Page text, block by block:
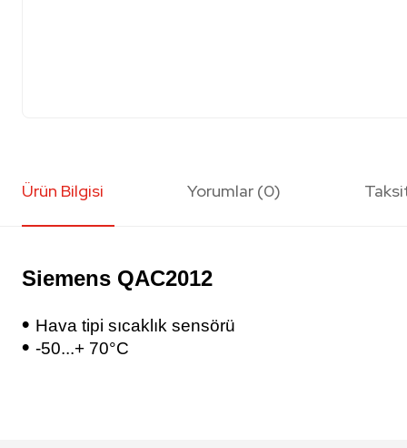
Ürün Bilgisi Yorumlar (0)
Siemens QAC2012
• Hava tipi sıcaklık sensörü
• -50...+ 70°C